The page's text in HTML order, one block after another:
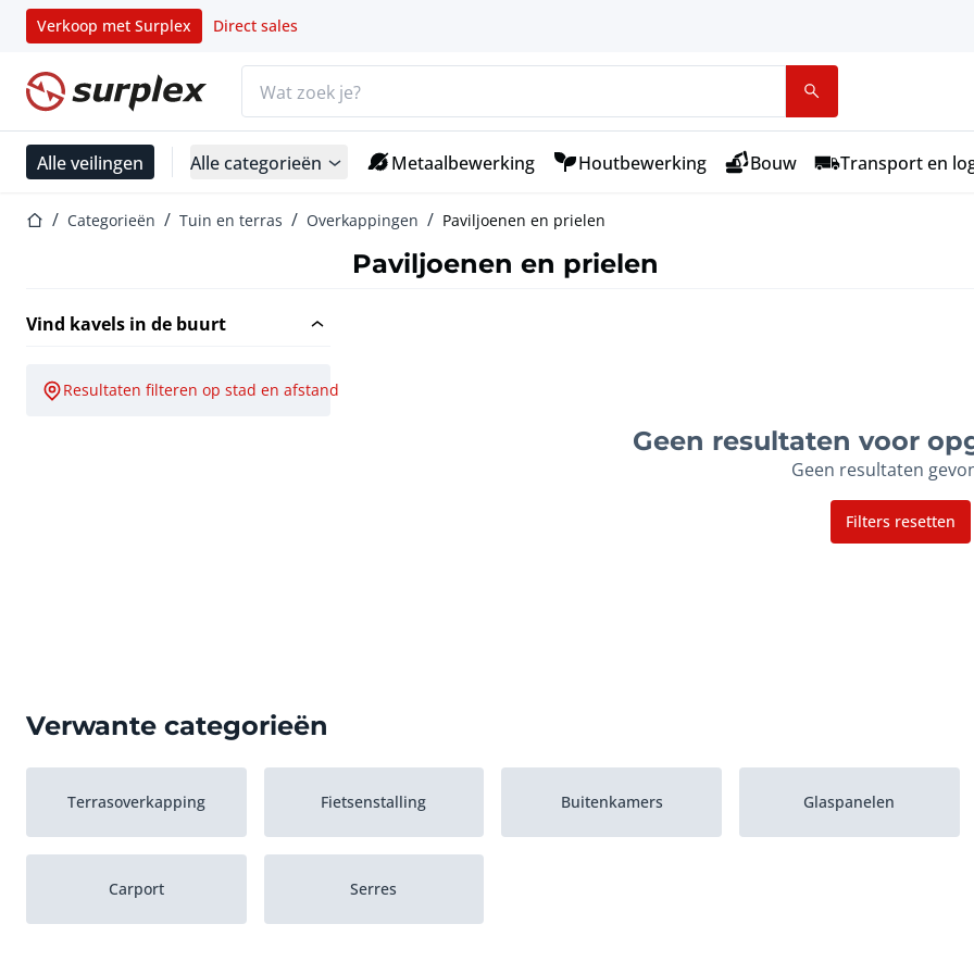
Verkoop met Surplex Direct sales
Startpagina
Alle veilingen Alle categorieën Metaalbewerking Houtbewerking Bouw Transport en
StartpaginaCategorieën Tuin en terras Overkappingen Paviljoenen en prielen
Paviljoenen en prielen
Vind kavels in de buurt
Resultaten filteren op stad en afstand
Geen resultaten voor
Geen resultaten
Filters resetten
Verwante categorieën
Terrasoverkapping Fietsenstalling Buitenkamers Glaspanelen
Carport Serres